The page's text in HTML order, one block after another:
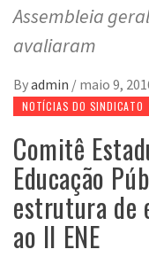
Assembleia
avaliaram
Byadmin / maio 9,
NOTÍCIAS DO SINDICATO
Comitê
Educação
estrutura de
ao II ENE